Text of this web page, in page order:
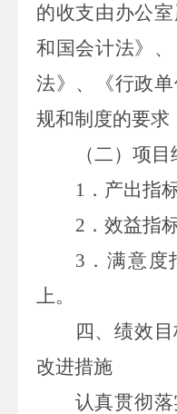
的收支由办公
和国会计法》
法》、《行政
规和制度的要求
（二）项
1 ．产出指
2 ．效益指
3 ．满意
上。
四、绩效
改进措施
认真贯彻落